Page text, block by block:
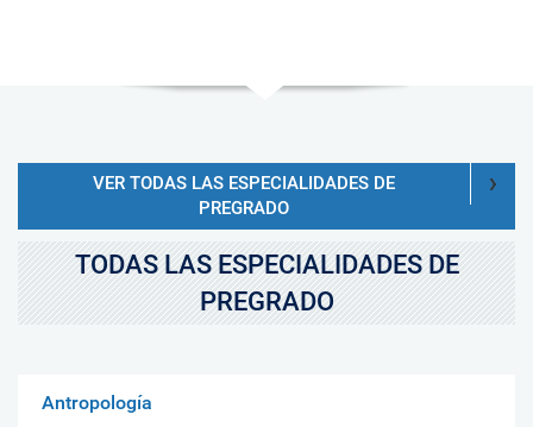
VER TODAS LAS ESPECIALIDADES DE
PREGRADO
TODAS LAS ESPECIALIDADES DE
PREGRADO
Antropología